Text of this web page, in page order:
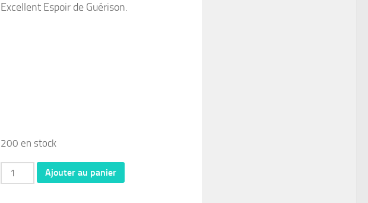
Excellent Espoir de Guérison.
200 en stock
quantité
de
Ajouter au panier